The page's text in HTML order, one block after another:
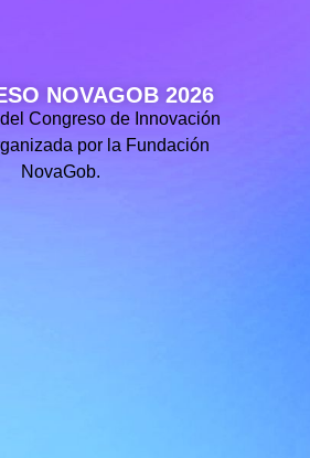
NOVAGOB 2026
Congreso de Innovación
por la Fundación
NovaGob.